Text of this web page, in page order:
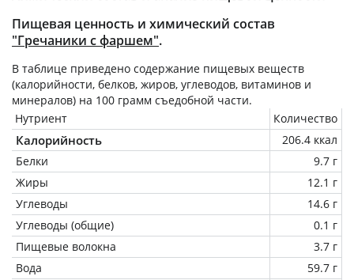
Пищевая ценность и химический состав
"Гречаники с фаршем".
В таблице приведено содержание пищевых веществ
(калорийности, белков, жиров, углеводов, витаминов и
минералов) на 100 грамм съедобной части.
Нутриент
Количество
Калорийность
206.4 ккал
Белки
9.7 г
Жиры
12.1 г
Углеводы
14.6 г
Углеводы (общие)
0.1 г
Пищевые волокна
3.7 г
Вода
59.7 г